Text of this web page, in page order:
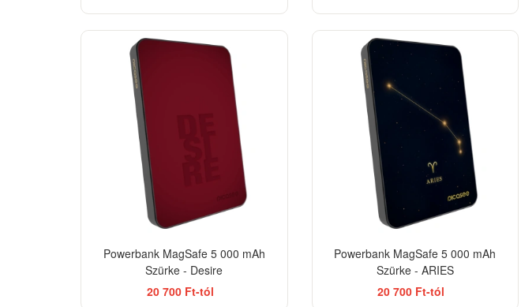
Powerbank MagSafe 5 000 mAh
Szürke - Desire
20 700 Ft-tól
Powerbank MagSafe 5 000 mAh
Szürke - ARIES
20 700 Ft-tól